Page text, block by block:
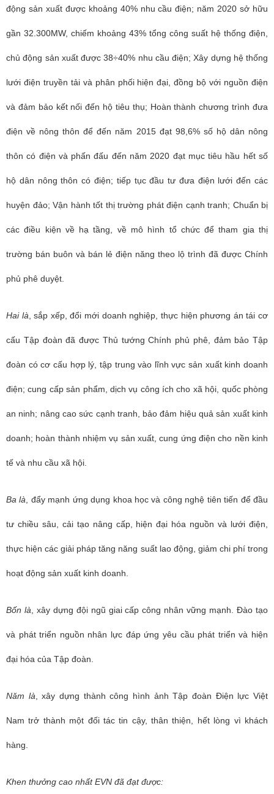
động sản xuất được khoảng 40% nhu cầu điện; năm 2020 sở hữu
gần 32.300MW, chiếm khoảng 43% tổng công suất hệ thống điện,
chủ động sản xuất được 38÷40% nhu cầu điện; Xây dựng hệ thống
lưới điện truyền tải và phân phối hiện đại, đồng bộ với nguồn điện
và đảm bảo kết nối đến hộ tiêu thụ; Hoàn thành chương trình đưa
điện về nông thôn để đến năm 2015 đạt 98,6% số hộ dân nông
thôn có điện và phấn đấu đến năm 2020 đạt mục tiêu hầu hết số
hộ dân nông thôn có điện; tiếp tục đầu tư đưa điện lưới đến các
huyện đảo; Vận hành tốt thị trường phát điện cạnh tranh; Chuẩn bị
các điều kiện về hạ tầng, về mô hình tổ chức để tham gia thị
trường bán buôn và bán lẻ điện năng theo lộ trình đã được Chính
phủ phê duyệt.
Hai là , sắp xếp, đổi mới doanh nghiệp, thực hiện phương án tái cơ
cấu Tập đoàn đã được Thủ tướng Chính phủ phê, đảm bảo Tập
đoàn có cơ cấu hợp lý, tập trung vào lĩnh vực sản xuất kinh doanh
điện; cung cấp sản phẩm, dịch vụ công ích cho xã hội, quốc phòng
an ninh; nâng cao sức cạnh tranh, bảo đảm hiệu quả sản xuất kinh
doanh; hoàn thành nhiệm vụ sản xuất, cung ứng điện cho nền kinh
tế và nhu cầu xã hội.
Ba là , đẩy mạnh ứng dụng khoa học và công nghệ tiên tiến để đầu
tư chiều sâu, cải tạo nâng cấp, hiện đại hóa nguồn và lưới điện,
thực hiện các giải pháp tăng năng suất lao động, giảm chi phí trong
hoạt động sản xuất kinh doanh.
Bốn là , xây dựng đội ngũ giai cấp công nhân vững mạnh. Đào tạo
và phát triển nguồn nhân lực đáp ứng yêu cầu phát triển và hiện
đại hóa của Tập đoàn.
Năm là , xây dựng thành công hình ảnh Tập đoàn Điện lực Việt
Nam trở thành một đối tác tin cậy, thân thiện, hết lòng vì khách
hàng.
Khen thưởng cao nhất EVN đã đạt được: